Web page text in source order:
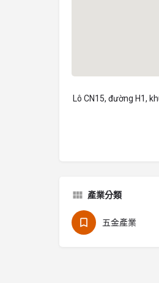
Lô CN15, đường H1,
產業分類
五金產業